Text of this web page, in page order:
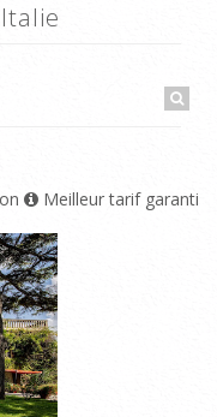
Meilleur tarif garanti